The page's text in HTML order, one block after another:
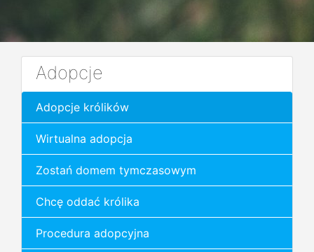
Adopcje
Adopcje królików
Wirtualna adopcja
Zostań domem tymczasowym
Chcę oddać królika
Procedura adopcyjna